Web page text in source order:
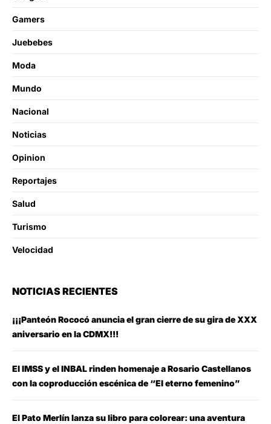
Gamers
Juebebes
Moda
Mundo
Nacional
Noticias
Opinion
Reportajes
Salud
Turismo
Velocidad
NOTICIAS RECIENTES
¡¡¡Panteón Rococó anuncia el gran cierre de su gira de XXX
aniversario en la CDMX!!!
El IMSS y el INBAL rinden homenaje a Rosario Castellanos
con la coproducción escénica de “El eterno femenino”
El Pato Merlín lanza su libro para colorear: una aventura